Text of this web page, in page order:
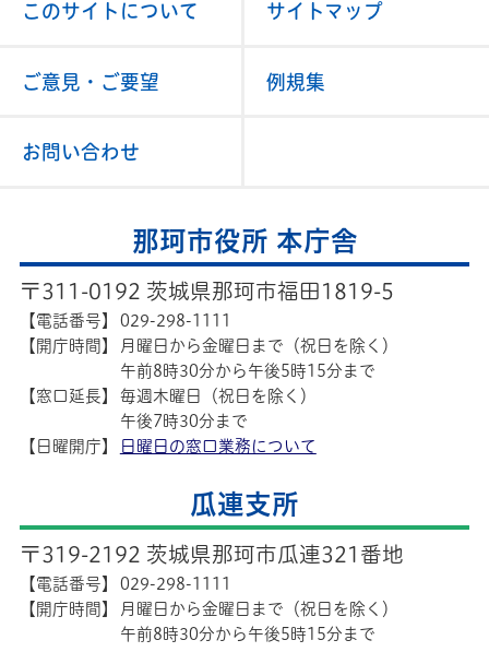
このサイトについて サイトマップ
ご意見・ご要望 例規集
お問い合わせ
那珂市役所 本庁舎
〒311-0192 茨城県那珂市福田1819-5
【電話番号】
029-298-1111
【開庁時間】
月曜日から金曜日まで（祝日を除く）
午前8時30分から午後5時15分まで
【窓口延長】
毎週木曜日（祝日を除く）
午後7時30分まで
【日曜開庁】
日曜日の窓口業務について
瓜連支所
〒319-2192 茨城県那珂市瓜連321番地
【電話番号】
029-298-1111
【開庁時間】
月曜日から金曜日まで（祝日を除く）
午前8時30分から午後5時15分まで